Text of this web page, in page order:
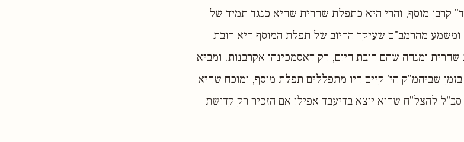
קרבן מוסף, והרי היא כתפלת שחרית שהיא כנגד תמיד של
ומשמע מהרמב"ם שעיקר החיוב של תפלת המוסף היא חובת
ומנחה שהם חובת היום, רק דאסמכינהו אקרבנות. ומביא
שביהמ"ק הי' קיים היו מתפללים תפלת מוסף, ומוכח שהיא
להצל"ח שהוא יוצא בדיעבד אפילו אם הזכיר רק קדושת